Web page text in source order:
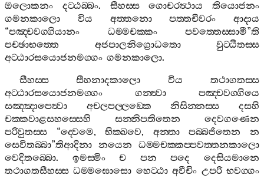
ඔලොකනං
දට‍්ඨබ‍්බං. සීහස‍්ස ගොචරත්‍ථාය
තියොජනං
ගමනකාලො
විය අත‍්තනො පත‍්තචීවරං
ආදාය
“පඤ‍්චවග‍්ගියානං ධම‍්මචක‍්කං පවත‍්තෙස‍්සාමී”ති
පච‍්ඡාභත‍්තෙ
අජපාලනිග්‍රොධතො
වුට‍්ඨිතස‍්ස
අට‍්ඨාරසයොජනමග‍්ගං ගමනකාලො.
සීහස‍්ස
සීහනාදකාලො විය
තථාගතස‍්ස
අට‍්ඨාරසයොජනමග‍්ගං
ගන‍්ත්‍වා
පඤ‍්චවග‍්ගියෙ
සඤ‍්ඤාපෙත්‍වා
අචලපල‍්ලඞ‍්කෙ නිසින‍්නස‍්ස
දසහි
චක‍්කවාළසහස‍්සෙහි
සන‍්නිපතිතෙන
දෙවගණෙන
පරිවුතස‍්ස “ද‍්වෙමෙ,භික‍්ඛවෙ, අන‍්තා පබ‍්බජිතෙන
න
සෙවිතබ‍්බා”තිආදිනා නයෙන
ධම‍්මචක‍්කප‍්පවත‍්තනකාලො
වෙදිතබ‍්බො. ඉමස‍්මිං ච පන පදෙ
දෙසියමානෙ
තථාගතසීහස‍්ස ධම‍්මඝොසො හෙට‍්ඨා අවීචිං උපරි භවග‍්ගං